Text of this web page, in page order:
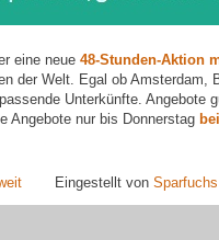
eine neue 48-Stunden-Aktion
der Welt. Egal ob
Unterkünfte. Angebote
Angebote nur bis Donnerstag
Eingestellt von Sparfuchs